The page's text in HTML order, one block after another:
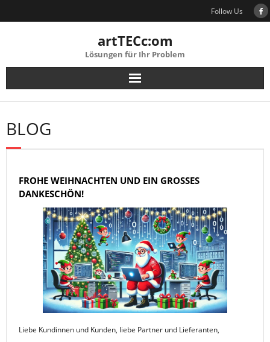
Follow Us
artTECc:om
Lösungen für Ihr Problem
BLOG
FROHE WEIHNACHTEN UND EIN GROSSES D
ANKESCHÖN!
Liebe Kundinnen und Kunden, liebe Partner und Lieferanten,